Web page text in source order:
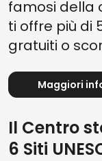
famosi della
ti offre più di
gratuiti o
Maggiori
Il Centro
6 Siti